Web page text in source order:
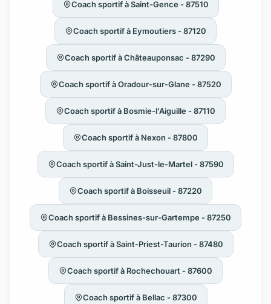
Coach sportif à Saint-Gence - 87510
Coach sportif à Eymoutiers - 87120
Coach sportif à Châteauponsac - 87290
Coach sportif à Oradour-sur-Glane - 87520
Coach sportif à Bosmie-l'Aiguille - 87110
Coach sportif à Nexon - 87800
Coach sportif à Saint-Just-le-Martel - 87590
Coach sportif à Boisseuil - 87220
Coach sportif à Bessines-sur-Gartempe - 87250
Coach sportif à Saint-Priest-Taurion - 87480
Coach sportif à Rochechouart - 87600
Coach sportif à Bellac - 87300